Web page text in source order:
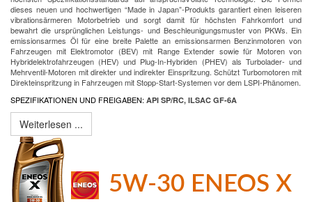
dieses neuen und hochwertigen “Made in Japan”-Produkts garantiert einen leiseren
vibrationsärmeren Motorbetrieb und sorgt damit für höchsten Fahrkomfort und
bewahrt die ursprünglichen Leistungs- und Beschleunigungsmuster von PKWs. Ein
emissionsarmes Öl für eine breite Palette an emissionsarmen Benzinmotoren von
Fahrzeugen mit Elektromotor (BEV) mit Range Extender sowie für Motoren von
Hybridelektrofahrzeugen (HEV) und Plug-In-Hybriden (PHEV) als Turbolader- und
Mehrventil-Motoren mit direkter und indirekter Einspritzung. Schützt Turbomotoren mit
Direkteinspritzung in Fahrzeugen mit Stopp-Start-Systemen vor dem LSPI-Phänomen.
SPEZIFIKATIONEN UND FREIGABEN: API SP/RC, ILSAC GF-6A
Weiterlesen ...
5W-30 ENEOS X